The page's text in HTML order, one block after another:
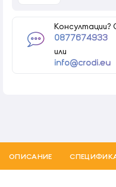
Консултации?
0877674933
или
info@crodi.eu
ОПИСАНИЕ